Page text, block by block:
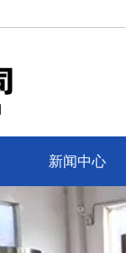
新闻中心